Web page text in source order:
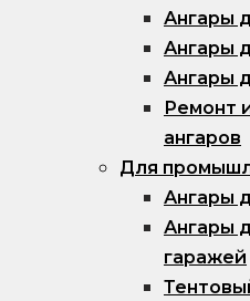
Ангары
Ангары
Ангары
Ремонт
ангаров
Для
Ангары
Ангары
гаражей